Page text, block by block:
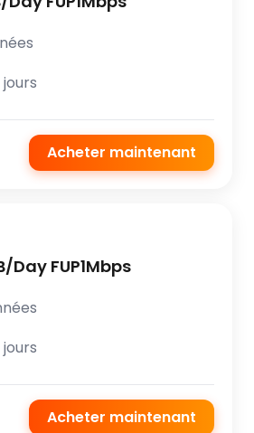
Acheter maintenant
FUP1Mbps
Acheter maintenant